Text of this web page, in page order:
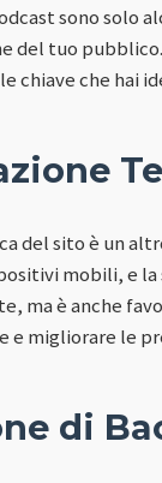
sono solo
del tuo
chiave che hai
del sito è un
mobili, e
ma è anche
e migliorare le
di